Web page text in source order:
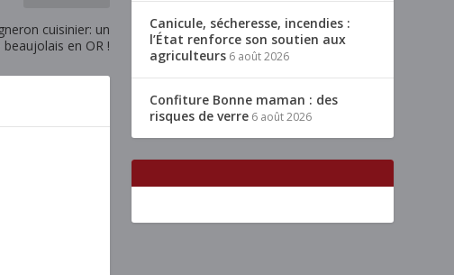
cuisinier: un
en OR !
Canicule, sécheresse, incendies :
l’État renforce son soutien aux
agriculteurs 6 août 2026
Confiture Bonne maman : des
risques de verre 6 août 2026